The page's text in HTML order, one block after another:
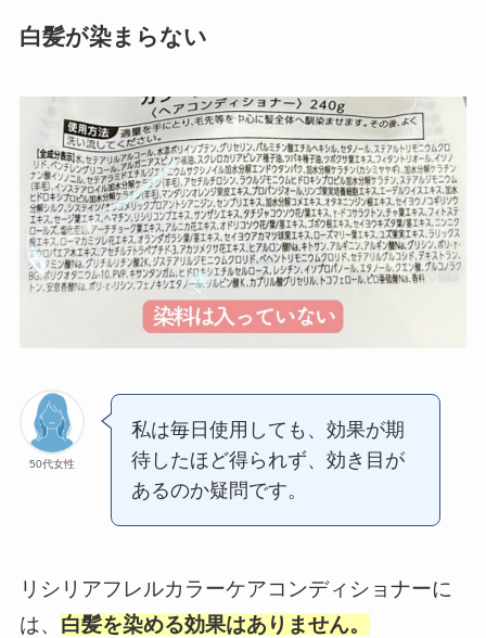
白髪が染まらない
50代女性
私は毎日使用しても、効果が期
待したほど得られず、効き目が
あるのか疑問です。
リシリアフレルカラーケアコンディショナーに
は、 白髪を染める効果はありません。